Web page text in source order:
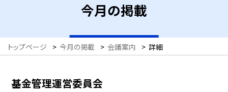
今月の掲載
トップページ > 今月の掲載 > 会議案内 > 詳細
基金管理運営委員会